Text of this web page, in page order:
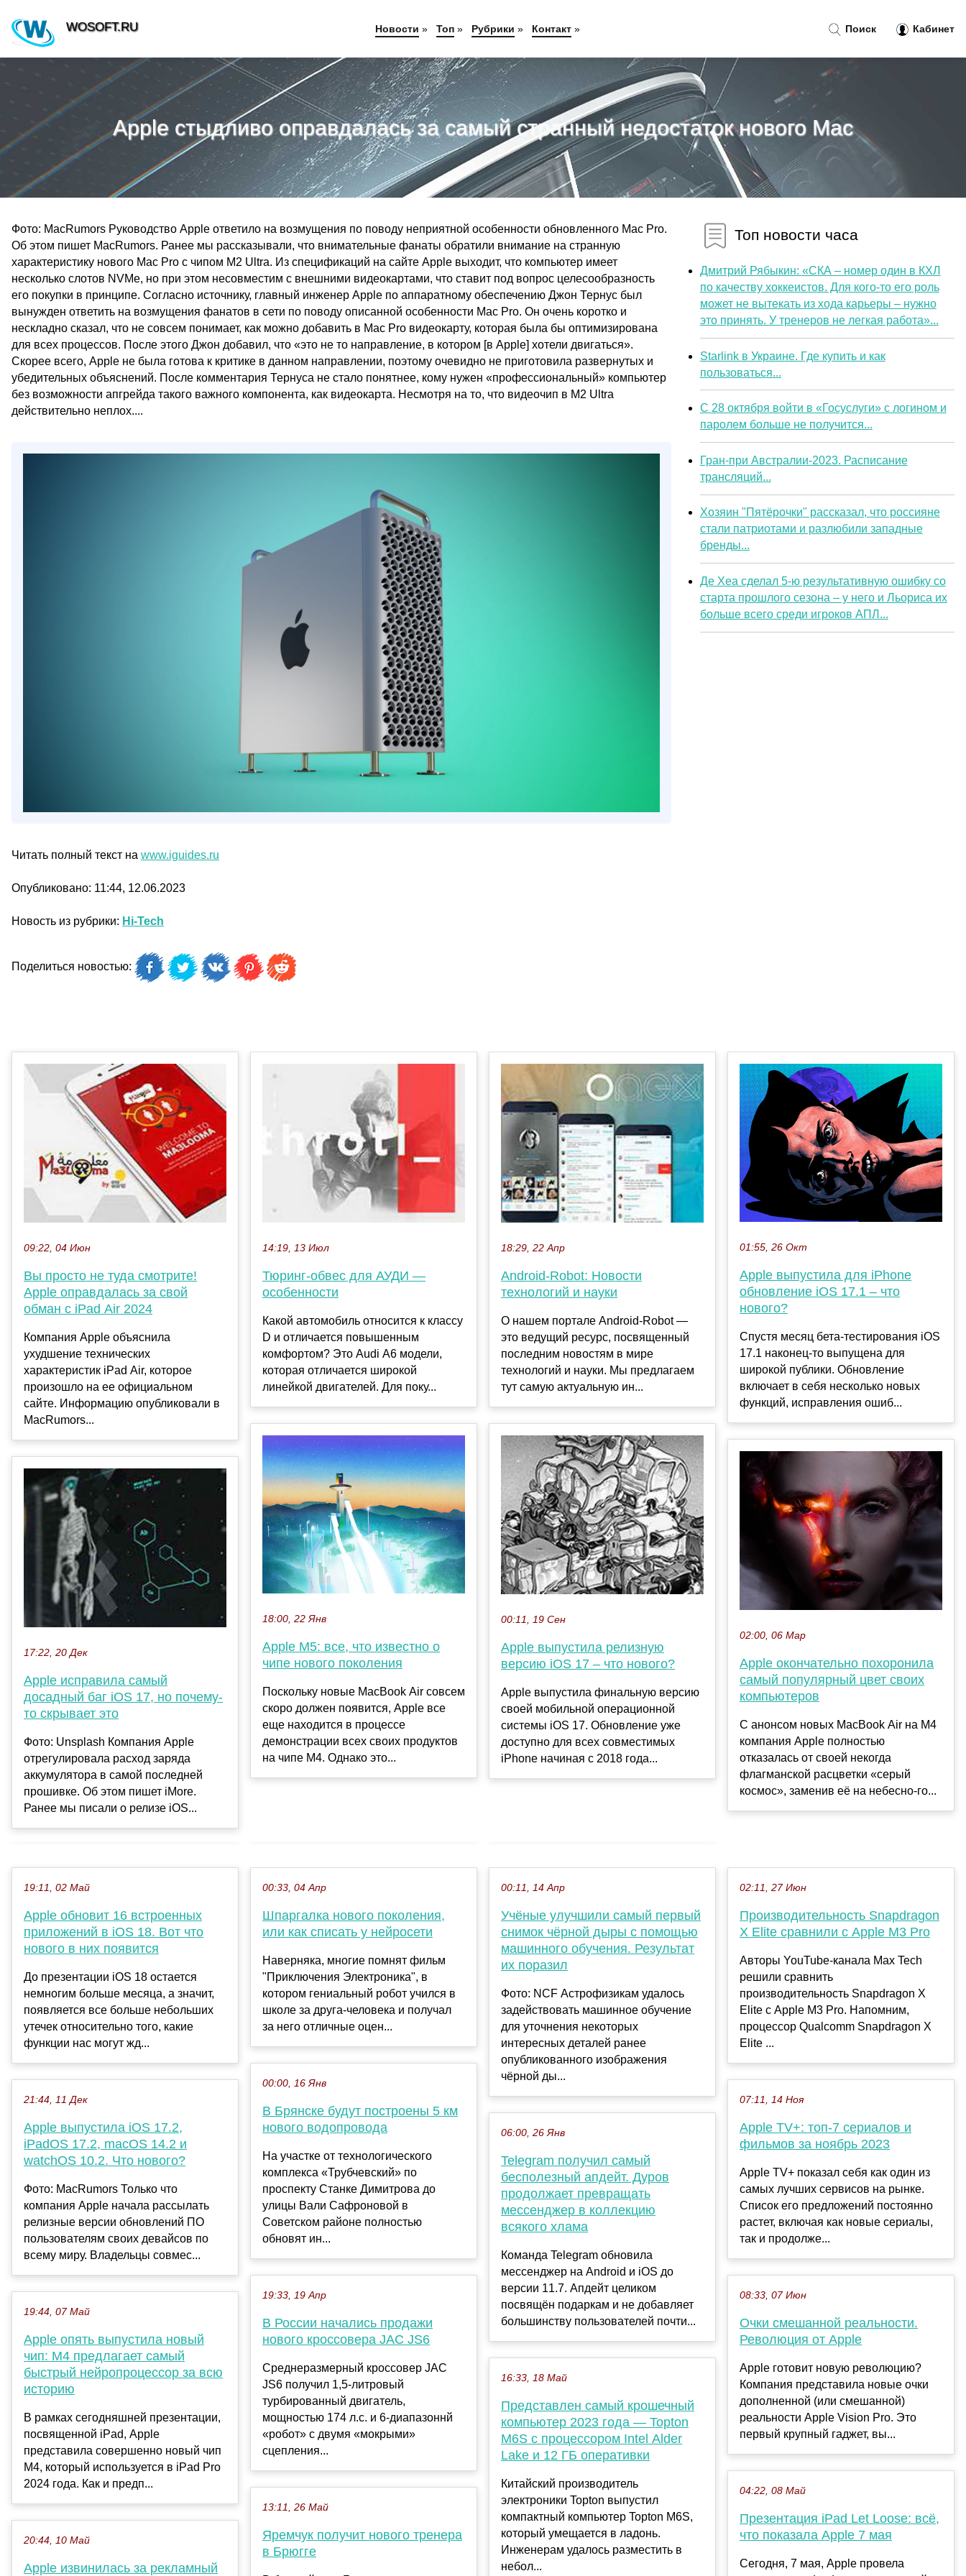
Apple стыдливо оправдалась за самый странный недостаток нового Mac
Фото: MacRumors Руководство Apple ответило на возмущения по поводу неприятной особенности обновленного Mac Pro.
Об этом пишет MacRumors. Ранее мы рассказывали, что внимательные фанаты обратили внимание на странную
характеристику нового Mac Pro с чипом M2 Ultra. Из спецификаций на сайте Apple выходит, что компьютер имеет
несколько слотов NVMe, но при этом несовместим с внешними видеокартами, что ставит под вопрос целесообразность
его покупки в принципе. Согласно источнику, главный инженер Apple по аппаратному обеспечению Джон Тернус был
вынужден ответить на возмущения фанатов в сети по поводу описанной особенности Mac Pro. Он очень коротко и
нескладно сказал, что не совсем понимает, как можно добавить в Mac Pro видеокарту, которая была бы оптимизирована
для всех процессов. После этого Джон добавил, что «это не то направление, в котором [в Apple] хотели двигаться».
Скорее всего, Apple не была готова к критике в данном направлении, поэтому очевидно не приготовила развернутых и
убедительных объяснений. После комментария Тернуса не стало понятнее, кому нужен «профессиональный» компьютер
без возможности апгрейда такого важного компонента, как видеокарта. Несмотря на то, что видеочип в M2 Ultra
действительно неплох....
Читать полный текст на www.iguides.ru
Опубликовано: 11:44, 12.06.2023
Новость из рубрики: Hi-Tech
Поделиться новостью:
Топ новости часа
Дмитрий Рябыкин: «СКА – номер один в КХЛ
по качеству хоккеистов. Для кого-то его роль
может не вытекать из хода карьеры – нужно
это принять. У тренеров не легкая работа»...
Starlink в Украине. Где купить и как
пользоваться...
С 28 октября войти в «Госуслуги» с логином и
паролем больше не получится...
Гран-при Австралии-2023. Расписание
трансляций...
Хозяин "Пятёрочки" рассказал, что россияне
стали патриотами и разлюбили западные
бренды...
Де Хеа сделал 5-ю результативную ошибку со
старта прошлого сезона – у него и Льориса их
больше всего среди игроков АПЛ...
09:22, 04 Июн
Вы просто не туда смотрите!
Apple оправдалась за свой
обман с iPad Air 2024
Компания Apple объяснила
ухудшение технических
характеристик iPad Air, которое
произошло на ее официальном
сайте. Информацию опубликовали в
MacRumors...
17:22, 20 Дек
Apple исправила самый
досадный баг iOS 17, но почему-
то скрывает это
Фото: Unsplash Компания Apple
отрегулировала расход заряда
аккумулятора в самой последней
прошивке. Об этом пишет iMore.
Ранее мы писали о релизе iOS...
14:19, 13 Июл
Тюринг-обвес для АУДИ —
особенности
Какой автомобиль относится к классу
D и отличается повышенным
комфортом? Это Audi А6 модели,
которая отличается широкой
линейкой двигателей. Для поку...
18:00, 22 Янв
Apple M5: все, что известно о
чипе нового поколения
Поскольку новые MacBook Air совсем
скоро должен появится, Apple все
еще находится в процессе
демонстрации всех своих продуктов
на чипе M4. Однако это...
18:29, 22 Апр
Android-Robot: Новости
технологий и науки
О нашем портале Android-Robot —
это ведущий ресурс, посвященный
последним новостям в мире
технологий и науки. Мы предлагаем
тут самую актуальную ин...
00:11, 19 Сен
Apple выпустила релизную
версию iOS 17 – что нового?
Apple выпустила финальную версию
своей мобильной операционной
системы iOS 17. Обновление уже
доступно для всех совместимых
iPhone начиная с 2018 года...
01:55, 26 Окт
Apple выпустила для iPhone
обновление iOS 17.1 – что
нового?
Спустя месяц бета-тестирования iOS
17.1 наконец-то выпущена для
широкой публики. Обновление
включает в себя несколько новых
функций, исправления ошиб...
02:00, 06 Мар
Apple окончательно похоронила
самый популярный цвет своих
компьютеров
С анонсом новых MacBook Air на M4
компания Apple полностью
отказалась от своей некогда
флагманской расцветки «серый
космос», заменив её на небесно-го...
19:11, 02 Май
Apple обновит 16 встроенных
приложений в iOS 18. Вот что
нового в них появится
До презентации iOS 18 остается
немногим больше месяца, а значит,
появляется все больше небольших
утечек относительно того, какие
функции нас могут жд...
21:44, 11 Дек
Apple выпустила iOS 17.2,
iPadOS 17.2, macOS 14.2 и
watchOS 10.2. Что нового?
Фото: MacRumors Только что
компания Apple начала рассылать
релизные версии обновлений ПО
пользователям своих девайсов по
всему миру. Владельцы совмес...
19:44, 07 Май
Apple опять выпустила новый
чип: M4 предлагает самый
быстрый нейропроцессор за всю
историю
В рамках сегодняшней презентации,
посвященной iPad, Apple
представила совершенно новый чип
M4, который используется в iPad Pro
2024 года. Как и предп...
20:44, 10 Май
Apple извинилась за рекламный
00:33, 04 Апр
Шпаргалка нового поколения,
или как списать у нейросети
Наверняка, многие помнят фильм
"Приключения Электроника", в
котором гениальный робот учился в
школе за друга-человека и получал
за него отличные оцен...
00:00, 16 Янв
В Брянске будут построены 5 км
нового водопровода
На участке от технологического
комплекса «Трубчевский» по
проспекту Станке Димитрова до
улицы Вали Сафроновой в
Советском районе полностью
обновят ин...
19:33, 19 Апр
В России начались продажи
нового кроссовера JAC JS6
Среднеразмерный кроссовер JAC
JS6 получил 1,5-литровый
турбированный двигатель,
мощностью 174 л.с. и 6-диапазоннй
«робот» с двумя «мокрыми»
сцепления...
13:11, 26 Май
Яремчук получит нового тренера
в Брюгге
00:11, 14 Апр
Учёные улучшили самый первый
снимок чёрной дыры с помощью
машинного обучения. Результат
их поразил
Фото: NCF Астрофизикам удалось
задействовать машинное обучение
для уточнения некоторых
интересных деталей ранее
опубликованного изображения
чёрной ды...
06:00, 26 Янв
Telegram получил самый
бесполезный апдейт. Дуров
продолжает превращать
мессенджер в коллекцию
всякого хлама
Команда Telegram обновила
мессенджер на Android и iOS до
версии 11.7. Апдейт целиком
посвящён подаркам и не добавляет
большинству пользователей почти...
16:33, 18 Май
Представлен самый крошечный
компьютер 2023 года — Topton
M6S с процессором Intel Alder
Lake и 12 ГБ оперативки
Китайский производитель
электроники Topton выпустил
компактный компьютер Topton M6S,
который умещается в ладонь.
Инженерам удалось разместить в
небол...
02:11, 27 Июн
Производительность Snapdragon
X Elite сравнили с Apple M3 Pro
Авторы YouTube-канала Max Tech
решили сравнить
производительность Snapdragon X
Elite с Apple M3 Pro. Напомним,
процессор Qualcomm Snapdragon X
Elite ...
07:11, 14 Ноя
Apple TV+: топ-7 сериалов и
фильмов за ноябрь 2023
Apple TV+ показал себя как один из
самых лучших сервисов на рынке.
Список его предложений постоянно
растет, включая как новые сериалы,
так и продолже...
08:33, 07 Июн
Очки смешанной реальности.
Революция от Apple
Apple готовит новую революцию?
Компания представила новые очки
дополненной (или смешанной)
реальности Apple Vision Pro. Это
первый крупный гаджет, вы...
04:22, 08 Май
Презентация iPad Let Loose: всё,
что показала Apple 7 мая
Сегодня, 7 мая, Apple провела
Поиск Кабинет
WOSOFT.RU Новости » Топ» Рубрики » Контакт»